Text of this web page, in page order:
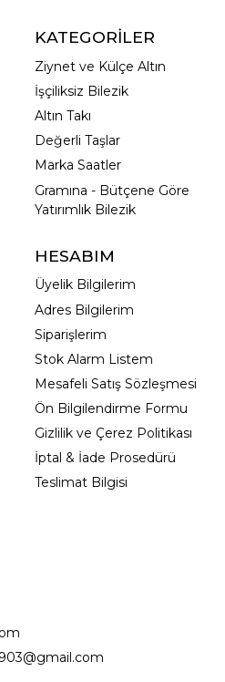
KATEGORİLER
Ziynet ve Külçe Altın
İşçiliksiz Bilezik
Altın Takı
Değerli Taşlar
Marka Saatler
Gramına - Bütçene Göre
Yatırımlık Bilezik
HESABIM
Üyelik Bilgilerim
Adres Bilgilerim
Siparişlerim
Stok Alarm Listem
Mesafeli Satış Sözleşmesi
Ön Bilgilendirme Formu
Gizlilik ve Çerez Politikası
İptal & İade Prosedürü
Teslimat Bilgisi